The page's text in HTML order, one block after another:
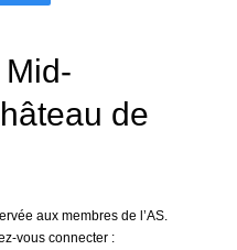
de
aux membres de l’AS.
vous connecter :